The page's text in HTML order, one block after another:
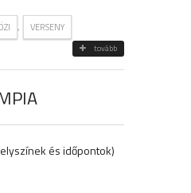
, VERSENY
tovább
és időpontok)